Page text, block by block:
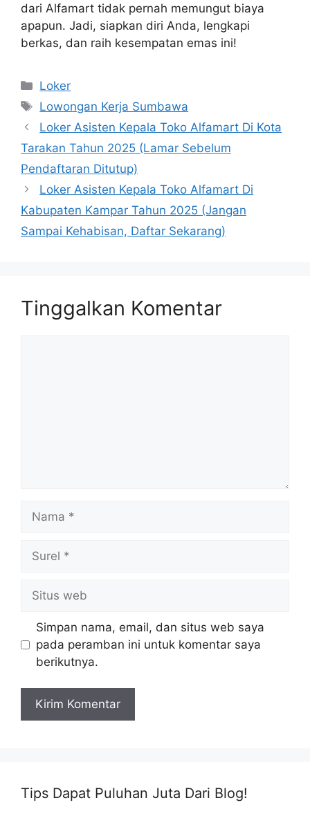
dari Alfamart tidak pernah memungut biaya
apapun. Jadi, siapkan diri Anda, lengkapi
berkas, dan raih kesempatan emas ini!
Kategori
Loker
Tag
Lowongan Kerja Sumbawa
Loker Asisten Kepala Toko Alfamart Di Kota
Tarakan Tahun 2025 (Lamar Sebelum
Pendaftaran Ditutup)
Loker Asisten Kepala Toko Alfamart Di
Kabupaten Kampar Tahun 2025 (Jangan
Sampai Kehabisan, Daftar Sekarang)
Tinggalkan Komentar
web
Simpan nama, email, dan situs web saya
pada peramban ini untuk komentar saya
berikutnya.
Tips Dapat Puluhan Juta Dari Blog!